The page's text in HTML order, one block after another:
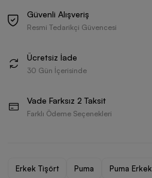
Güvenli Alışveriş
Resmi Tedarikçi Güvencesi
Ücretsiz İade
30 Gün İçerisinde
Vade Farksız 2 Taksit
Farklı Ödeme Seçenekleri
Erkek Tişört Puma Puma Erkek